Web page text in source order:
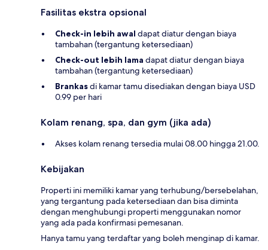
Fasilitas ekstra opsional
Check-in lebih awal dapat diatur dengan biaya
tambahan (tergantung ketersediaan)
Check-out lebih lama dapat diatur dengan biaya
tambahan (tergantung ketersediaan)
Brankasdi kamar tamu disediakan dengan biaya USD
0.99 per hari
Kolam renang, spa, dan gym (jika ada)
Akses kolam renang tersedia mulai 08.00 hingga 21.00.
Kebijakan
Properti ini memiliki kamar yang terhubung/bersebelahan,
yang tergantung pada ketersediaan dan bisa diminta
dengan menghubungi properti menggunakan nomor
yang ada pada konfirmasi pemesanan.
Hanya tamu yang terdaftar yang boleh menginap di kamar.